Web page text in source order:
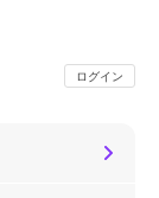
ログイン